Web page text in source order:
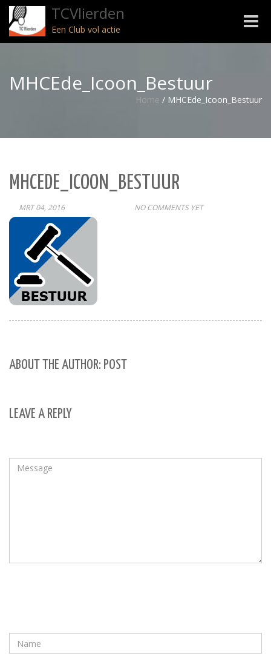
TCVlierden
Een Club vol actie
Toggle
MHCEde_Icoon_Bestuur
Home / MHCEde_Icoon_Bestuur
MHCEDE_ICOON_BESTUUR
MRT 04, 2016 NO COMMENTS YET
ABOUT THE AUTHOR: POST
LEAVE A REPLY